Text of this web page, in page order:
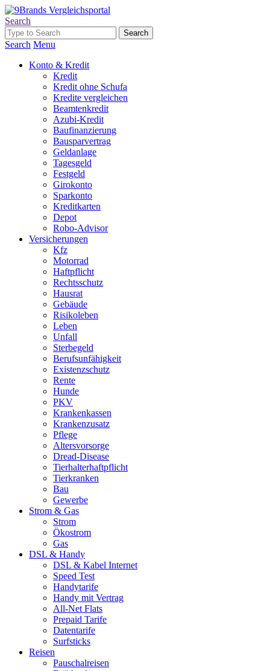
Search
Search Menu
Konto & Kredit
Kredit
Kredit ohne Schufa
Kredite vergleichen
Beamtenkredit
Azubi-Kredit
Baufinanzierung
Bausparvertrag
Geldanlage
Tagesgeld
Festgeld
Girokonto
Sparkonto
Kreditkarten
Depot
Robo-Advisor
Versicherungen
Kfz
Motorrad
Haftpflicht
Rechtsschutz
Hausrat
Gebäude
Risikoleben
Leben
Unfall
Sterbegeld
Berufsunfähigkeit
Existenzschutz
Rente
Hunde
PKV
Krankenkassen
Krankenzusatz
Pflege
Altersvorsorge
Dread-Disease
Tierhalterhaftpflicht
Tierkranken
Bau
Gewerbe
Strom & Gas
Strom
Ökostrom
Gas
DSL & Handy
DSL & Kabel Internet
Speed Test
Handytarife
Handy mit Vertrag
All-Net Flats
Prepaid Tarife
Datentarife
Surfsticks
Reisen
Pauschalreisen